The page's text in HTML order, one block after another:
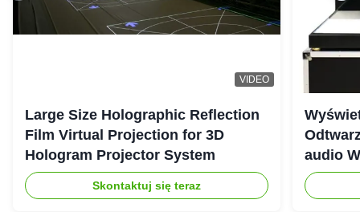
VIDEO
Large Size Holographic Reflection
Film Virtual Projection for 3D
Hologram Projector System
Skontaktuj się teraz
audio